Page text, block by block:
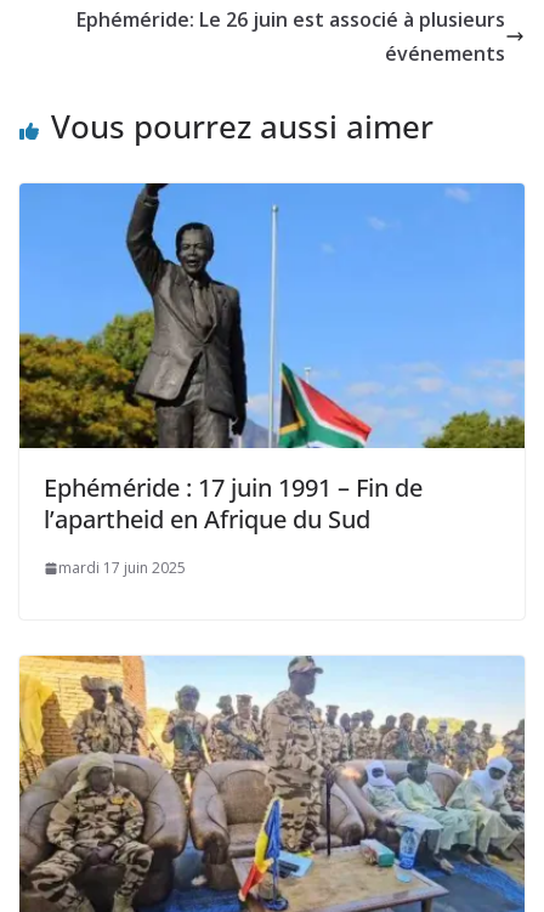
Ephéméride: Le 26 juin est associé à plusieurs
événements
Vous pourrez aussi aimer
Ephéméride : 17 juin 1991 – Fin de
l’apartheid en Afrique du Sud
mardi 17 juin 2025